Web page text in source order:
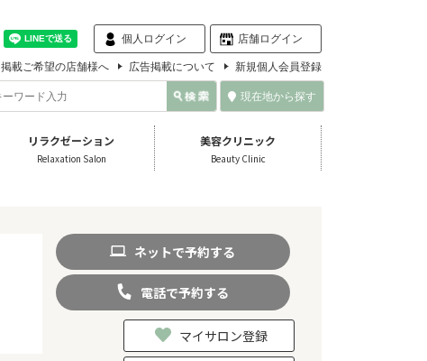
個人ログイン 店舗ログイン
掲載ご希望の店舗様へ 広告掲載について 新規個人会員登録
現在地から探す
リラクゼーション
Relaxation Salon
美容クリニック
Beauty Clinic
ネットで予約する
電話で予約する
マイサロン登録